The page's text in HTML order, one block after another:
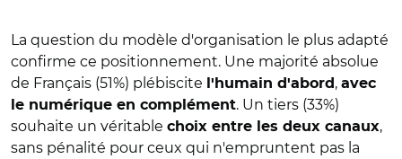
La question du modèle d'organisation le plus adapté
confirme ce positionnement. Une majorité absolue
de Français (51%) plébiscite
l'humain d'abord , avec
le numérique en complément. Un tiers (33%)
souhaite un véritable choix entre les deux canaux,
sans pénalité pour ceux qui n'empruntent pas la